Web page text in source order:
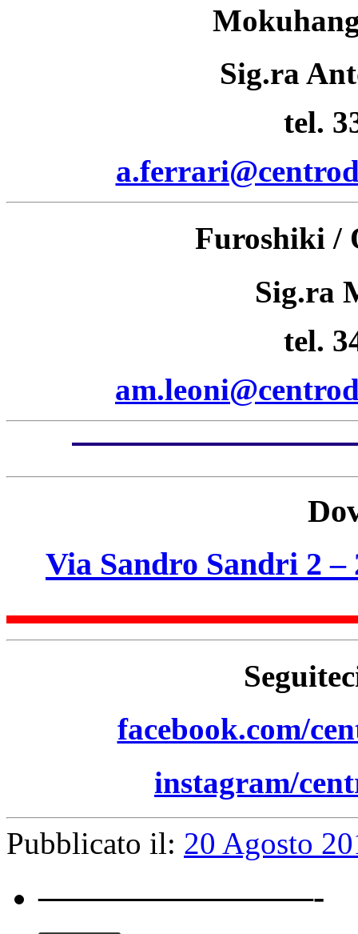
Sig.ra
tel.
Furoshiki /
Sig.ra
tel.
Via Sandro Sandri 2
facebook.com/
instagram/
Pubblicato il: 20 Agosto
————————-